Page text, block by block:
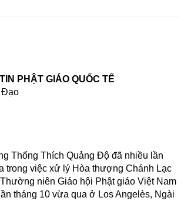
PHẬT GIÁO QUỐC TẾ
Ðạo
Thống Thích Quảng Độ đã nhiều lần
trong việc xử lý Hòa thượng Chánh Lạc
niên Giáo hội Phật giáo Việt Nam
tháng 10 vừa qua ở Los Angelès, Ngài